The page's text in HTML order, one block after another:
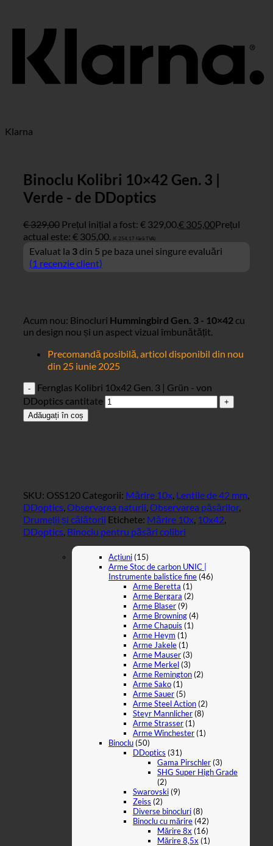
Klarna
Binoclu Kolibri 10×42 Gen. 3 |
Verde - de DDoptics
€329,00 Prețul inițial a fost: € 329,00.€ 305,00Prețul
actual este: € 305,00. (€ 254,17 fără TVA)
Evaluat la 3din 5 pe baza unei singure evaluări
(1 recenzie client)
Acum nou: Binocluri Hummingbird Gen. 3 - 10×42 cu
un design nou și un aspect vizual îmbunătățit.
Precomandă posibilă, articol disponibil din nou
din 25 iunie 2025
Fernglas Kolibri 10x42 Gen. 3 | Grün - von
DDoptics cantitate
Adăugați în coș
SKU: OSS120 Categorii: Mărire 10x, Lentile de 42 mm,
DDoptics, Observarea naturii, Observarea păsărilor,
Drumeții și călătorii Etichete: Mărire 10x, 10x42,
DDoptics, Binoclu pentru păsări colibri
Acțiuni(15)
Arme Stoc de carbon UNIC |
Instrumente balistice fine(46)
Arme Beretta (1)
Arme Bergara (2)
Arme Blaser(9)
Arme Browning(4)
Arme Chapuis (1)
Arme Heym (1)
Arme Jakele(1)
Arme Mauser(3)
Arme Merkel(3)
Arme Remington(2)
Arme Sako(1)
Arme Sauer(5)
Arme Steel Action(2)
Steyr Mannlicher(8)
Arme Strasser(1)
Arme Winchester(1)
Binoclu(50)
DDoptics (31)
Gama Pirschler(3)
SHG Super High Grade
(2)
Swarovski(9)
Zeiss (2)
Diverse binocluri(8)
Binoclu cu mărire(42)
Mărire 8x (16)
Mărire 8,5x (1)